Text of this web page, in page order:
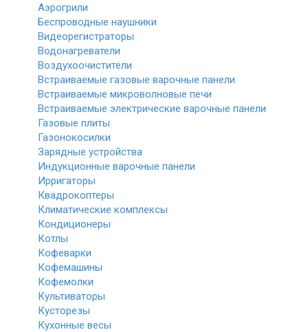
Аэрогрили
Беспроводные наушники
Видеорегистраторы
Водонагреватели
Воздухоочистители
Встраиваемые газовые варочные панели
Встраиваемые микроволновые печи
Встраиваемые электрические варочные панели
Газовые плиты
Газонокосилки
Зарядные устройства
Индукционные варочные панели
Ирригаторы
Квадрокоптеры
Климатические комплексы
Кондиционеры
Котлы
Кофеварки
Кофемашины
Кофемолки
Культиваторы
Кусторезы
Кухонные весы